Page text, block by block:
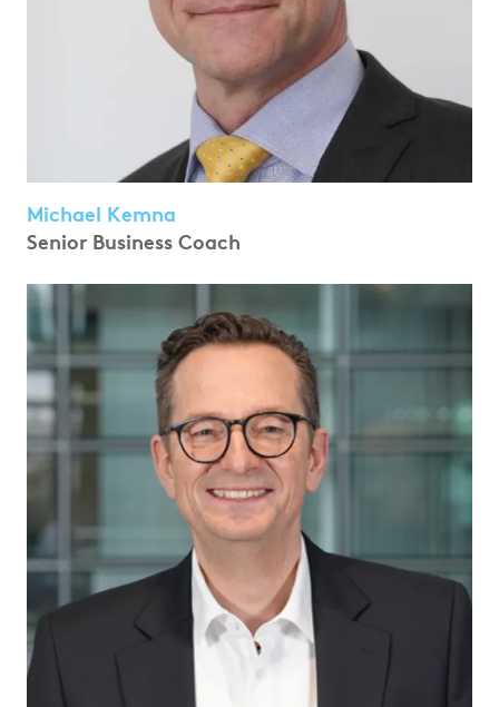
Michael Kemna
Senior Business Coach